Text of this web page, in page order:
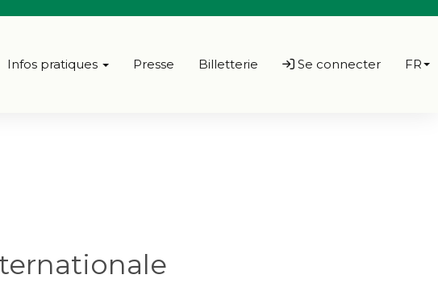
Infos pratiques Presse Billetterie Se connecter FR